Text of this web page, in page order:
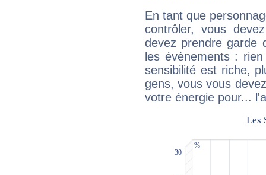
En tant que
contrôler, vous
devez prendre garde
les évènements :
sensibilité est riche,
gens, vous vous
votre énergie pour...